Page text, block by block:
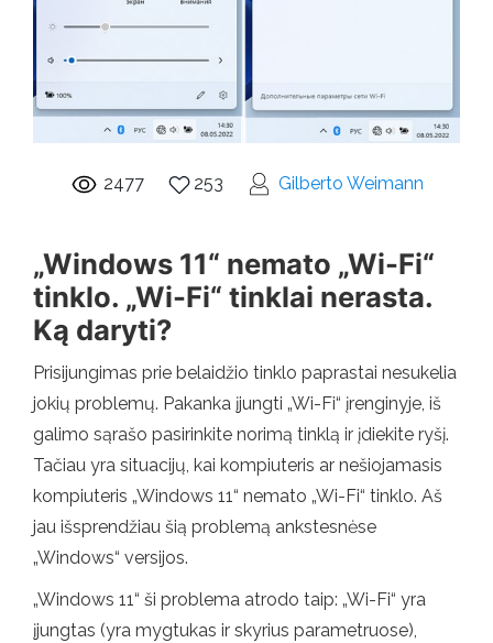
2477 253 Gilberto Weimann
„Windows 11“ nemato „Wi-Fi“
tinklo. „Wi-Fi“ tinklai nerasta.
Ką daryti?
Prisijungimas prie belaidžio tinklo paprastai nesukelia
jokių problemų. Pakanka įjungti „Wi-Fi“ įrenginyje, iš
galimo sąrašo pasirinkite norimą tinklą ir įdiekite ryšį.
Tačiau yra situacijų, kai kompiuteris ar nešiojamasis
kompiuteris „Windows 11“ nemato „Wi-Fi“ tinklo. Aš
jau išsprendžiau šią problemą ankstesnėse
„Windows“ versijos.
„Windows 11“ ši problema atrodo taip: „Wi-Fi“ yra
įjungtas (yra mygtukas ir skyrius parametruose),